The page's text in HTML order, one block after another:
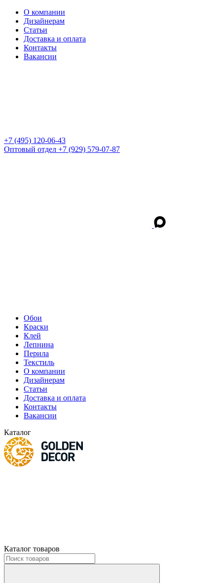
О компании
Дизайнерам
Статьи
Доставка и оплата
Контакты
Вакансии
+7 (495) 120-06-43
Оптовый отдел +7 (929) 579-07-87
Обои
Краски
Клей
Лепнина
Перила
Текстиль
О компании
Дизайнерам
Статьи
Доставка и оплата
Контакты
Вакансии
Каталог
Каталог товаров